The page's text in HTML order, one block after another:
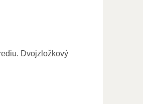
Dvojzložkový